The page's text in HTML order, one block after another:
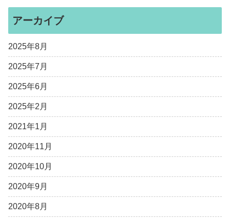
アーカイブ
2025年8月
2025年7月
2025年6月
2025年2月
2021年1月
2020年11月
2020年10月
2020年9月
2020年8月